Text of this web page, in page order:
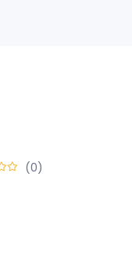
(0)